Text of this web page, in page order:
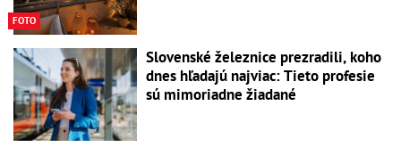
FOTO
Slovenské železnice prezradili, koho
dnes hľadajú najviac: Tieto profesie
sú mimoriadne žiadané